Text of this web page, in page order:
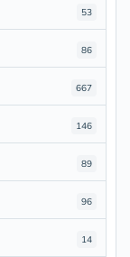
53
86
667
146
89
96
14